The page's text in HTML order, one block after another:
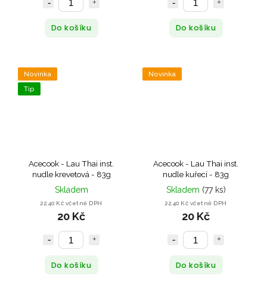
Do košíku Do košíku
Novinka
Tip
Acecook - Lau Thai inst.
nudle krevetová - 83g
Skladem
22,40 Kč včetně DPH
20 Kč
Do košíku
Novinka
Acecook - Lau Thai inst.
nudle kuřecí - 83g
Skladem (77 ks)
22,40 Kč včetně DPH
20 Kč
Do košíku